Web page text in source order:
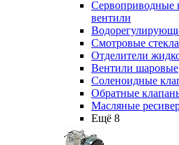
Сервоприводные
вентили
Смотровые стекла
Отделители
Вентили шаровые
Соленоидные
Обратные
Масляные
Ещё 8